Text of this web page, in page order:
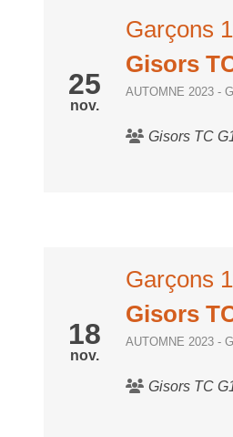
25
nov.
Garçons
Gisors
AUTOMNE 2023 -
Gisors TC
18
nov.
Garçons
Gisors
AUTOMNE 2023 -
Gisors TC